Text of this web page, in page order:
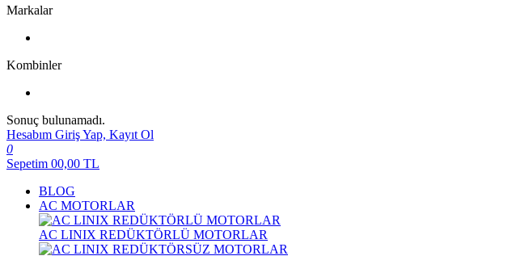
Markalar
Kombinler
Sonuç bulunamadı.
Hesabım Giriş Yap, Kayıt Ol
0
Sepetim 00,00 TL
BLOG
AC MOTORLAR
AC LINIX REDÜKTÖRLÜ MOTORLAR